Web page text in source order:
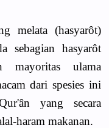
melata (hasyarôt)
sebagian hasyarôt
mayoritas ulama
dari spesies ini
yang secara
haram makanan.